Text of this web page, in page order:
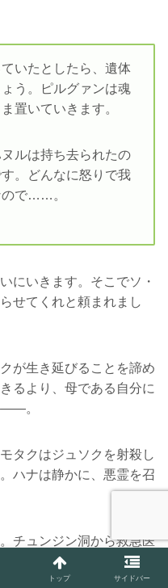
いたとしたら、遺体
う。ピルグァンは魂
置いていきます。
ルは持ち去られたの
。どんなに怒りで我
ので……。
にいきます。そこでソ・
せてくれと頼まれまし
が生き延びることを諦め
るより、母である自分に
――。
タクはジュソクを射殺し
ハナは静かに、悪霊を召
チュンジン洞から救急医
たのです。ハナはすぐさ
トップ サイドバー